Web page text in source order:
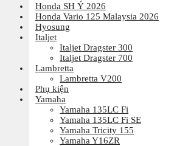
Honda SH Ý 2026
Honda Vario 125 Malaysia 2026
Hyosung
Italjet
Italjet Dragster 300
Italjet Dragster 700
Lambretta
Lambretta V200
Phụ kiện
Yamaha
Yamaha 135LC Fi
Yamaha 135LC Fi SE
Yamaha Tricity 155
Yamaha Y16ZR